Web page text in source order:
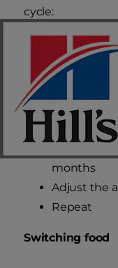
cycle:
Weigh your
Feed her
veterinary
Evaluate
using our
every two
months
Adjust the
Repeat
Switching food